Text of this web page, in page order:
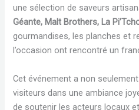
une sélection de saveurs
Géante, Malt Brothers, La
gourmandises, les planches et
l’occasion ont rencontré un
Cet événement a non
visiteurs dans une ambiance
de soutenir les acteurs locaux